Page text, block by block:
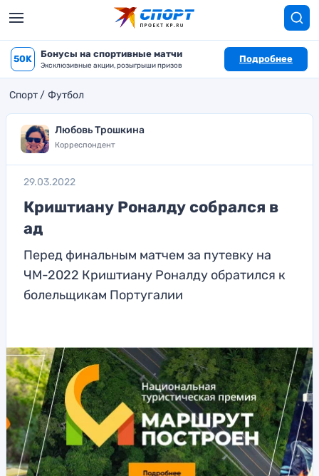
50K Бонусы на спортивные матчи
Эксклюзивные акции, розыгрыши призов
Подробнее
Спорт Футбол
Любовь Трошкина
Корреспондент
29.03.2022
Криштиану Роналду собрался в
ад
Перед финальным матчем за путевку на
ЧМ-2022 Криштиану Роналду обратился к
болельщикам Португалии